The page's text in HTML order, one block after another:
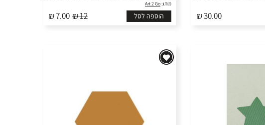
₪ 30.00
מותג:Art 2 Go
₪ 12
₪ 7.00 הוספה לסל